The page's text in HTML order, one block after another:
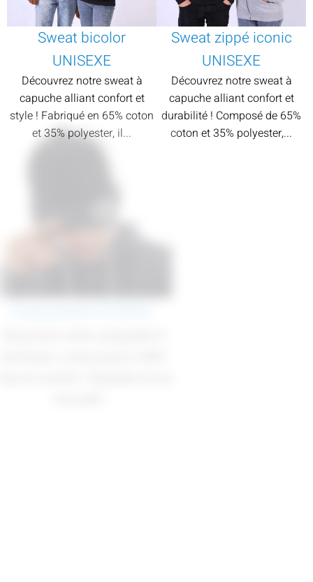
Sweat bicolor
UNISEXE
Découvrez notre sweat à
capuche alliant confort et
style ! Fabriqué en 65% coton
et 35% polyester, il...
Sweat zippé iconic
UNISEXE
Découvrez notre sweat à
capuche alliant confort et
durabilité ! Composé de 65%
coton et 35% polyester,...
Casquette ICONIC Casquette ORIGINALE